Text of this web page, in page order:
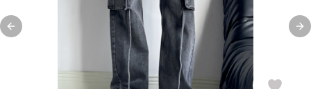
Previous slide